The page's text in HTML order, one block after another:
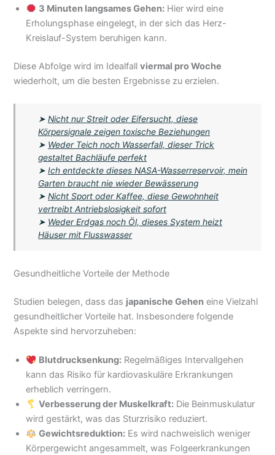
3 Minuten langsames Gehen: Hier wird eine
Erholungsphase eingelegt, in der sich das Herz-
Kreislauf-System beruhigen kann.
Diese Abfolge wird im Idealfallviermal pro Woche
wiederholt, um die besten Ergebnisse zu erzielen.
➤Nicht nur Streit oder Eifersucht, diese
Körpersignale zeigen toxische Beziehungen
➤ Weder Teich noch Wasserfall, dieser Trick
gestaltet Bachläufe perfekt
➤Ich entdeckte dieses NASA-Wasserreservoir, mein
Garten braucht nie wieder Bewässerung
➤Nicht Sport oder Kaffee, diese Gewohnheit
vertreibt Antriebslosigkeit sofort
➤ Weder Erdgas noch Öl, dieses System heizt
Häuser mit Flusswasser
Gesundheitliche Vorteile der Methode
Studien belegen, dass das japanische Gehen eine Vielzahl
gesundheitlicher Vorteile hat. Insbesondere folgende
Aspekte sind hervorzuheben:
Blutdrucksenkung: Regelmäßiges Intervallgehen
kann das Risiko für kardiovaskuläre Erkrankungen
erheblich verringern.
Verbesserung der Muskelkraft: Die Beinmuskulatur
wird gestärkt, was das Sturzrisiko reduziert.
Gewichtsreduktion: Es wird nachweislich weniger
Körpergewicht angesammelt, was Folgeerkrankungen